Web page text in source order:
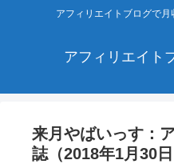
アフィリエイトブログで月
アフィリエイト
来月やばいっす：
誌（2018年1月30日